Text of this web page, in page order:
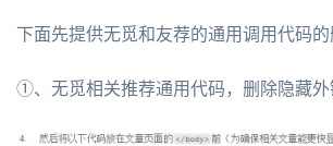
下面先提供无觅和友荐的通用调用代码的
①、无觅相关推荐通用代码，删除隐藏外